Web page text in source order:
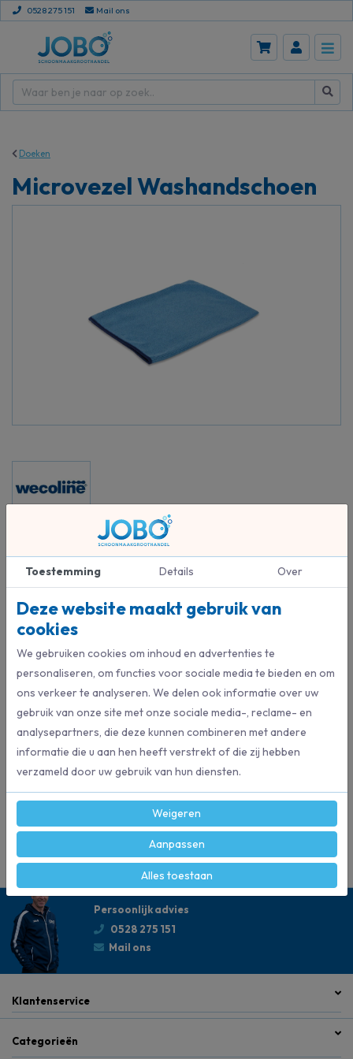
0528 275 151 Mail ons
Doeken
Microvezel Washandschoen
Beschrijving
Ideaal voor deurklinken of andere afwijkende oppervlaktes.
Specificaties
Kleur Blauw
Formaat 15 x 21 cm
Merk
Persoonlijk advies
0528 275 151
Mail ons
Klantenservice
Categorieën
Toestemming Details Over
Deze website maakt gebruik van
cookies
We gebruiken cookies om inhoud en advertenties te
personaliseren, om functies voor sociale media te bieden en om
ons verkeer te analyseren. We delen ook informatie over uw
gebruik van onze site met onze sociale media-, reclame- en
analysepartners, die deze kunnen combineren met andere
informatie die u aan hen heeft verstrekt of die zij hebben
verzameld door uw gebruik van hun diensten.
Weigeren
Aanpassen
Alles toestaan